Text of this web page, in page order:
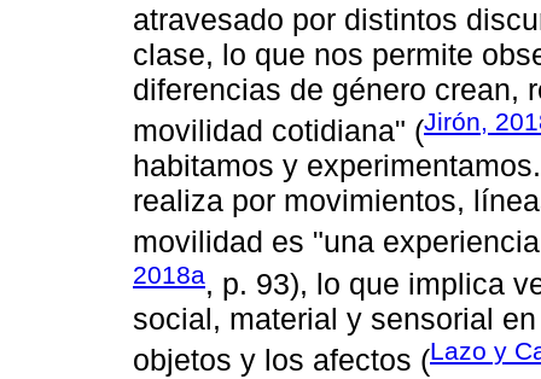
atravesado por distintos
clase, lo que nos permite
diferencias de género crean,
movilidad cotidiana" (Jirón,
habitamos y
realiza por movimientos,
movilidad es "una
2018a, p. 93), lo que implica
social, material y sensorial
objetos y los afectos (Lazo y